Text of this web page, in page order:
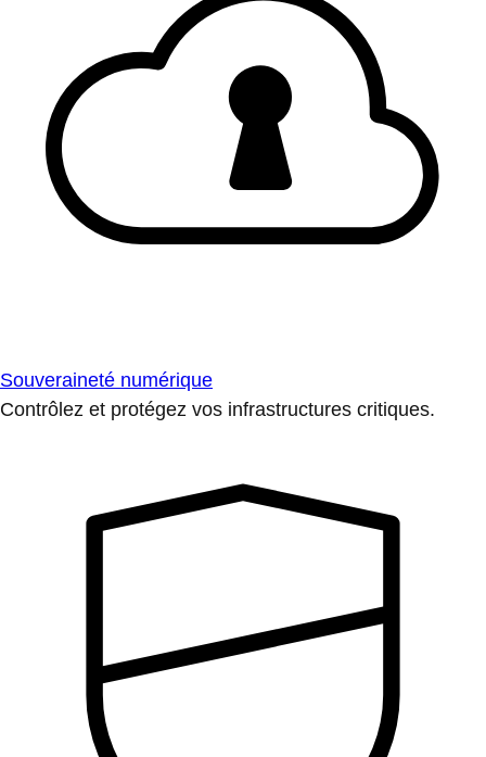
Souveraineté numérique
Contrôlez et protégez vos infrastructures critiques.